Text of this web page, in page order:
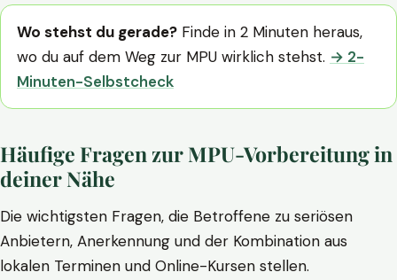
Wo stehst du gerade? Finde in 2 Minuten heraus,
wo du auf dem Weg zur MPU wirklich stehst. → 2-
Minuten-Selbstcheck
Häufige Fragen zur MPU-Vorbereitung in
deiner Nähe
Die wichtigsten Fragen, die Betroffene zu seriösen
Anbietern, Anerkennung und der Kombination aus
lokalen Terminen und Online-Kursen stellen.